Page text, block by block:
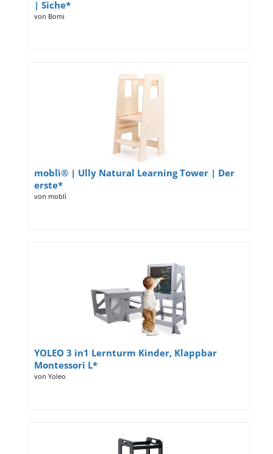
| Siche*
von Bomi
moblì® | Ully Natural Learning Tower | Der
erste*
von moblì
YOLEO 3 in1 Lernturm Kinder, Klappbar
Montessori L*
von Yoleo